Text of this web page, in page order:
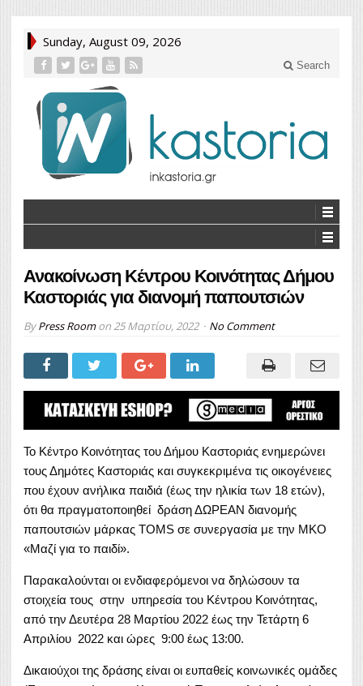
Sunday, August 09, 2026
Search
Ανακοίνωση Κέντρου Κοινότητας Δήμου
Καστοριάς για διανομή παπουτσιών
ByPress Roomon 25 Μαρτίου, 2022 No Comment
Το Κέντρο Κοινότητας του Δήμου Καστοριάς ενημερώνει
τους Δημότες Καστοριάς και συγκεκριμένα τις οικογένειες
που έχουν ανήλικα παιδιά (έως την ηλικία των 18 ετών),
ότι θα πραγματοποιηθεί δράση ΔΩΡΕΑΝ διανομής
παπουτσιών μάρκας TOMS σε συνεργασία με την ΜΚΟ
«Μαζί για το παιδί».
Παρακαλούνται οι ενδιαφερόμενοι να δηλώσουν τα
στοιχεία τους στην υπηρεσία του Κέντρου Κοινότητας,
από την Δευτέρα 28 Μαρτίου 2022 έως την Τετάρτη 6
Απριλίου 2022 και ώρες 9:00 έως 13:00.
Δικαιούχοι της δράσης είναι οι ευπαθείς κοινωνικές ομάδες